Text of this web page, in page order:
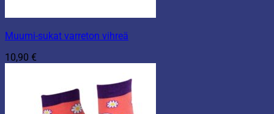
Muumi-sukat varreton vihreä
10,90 €